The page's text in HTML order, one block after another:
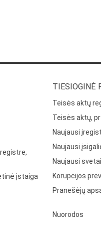
įstaiga
TIESIOGINĖ
Teisės aktų
Teisės aktų,
Naujausi
Naujausi
Naujausi
Korupcijos
Pranešėjų
Nuorodos